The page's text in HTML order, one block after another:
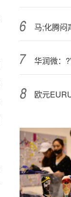
马;化腾闷
华润微：